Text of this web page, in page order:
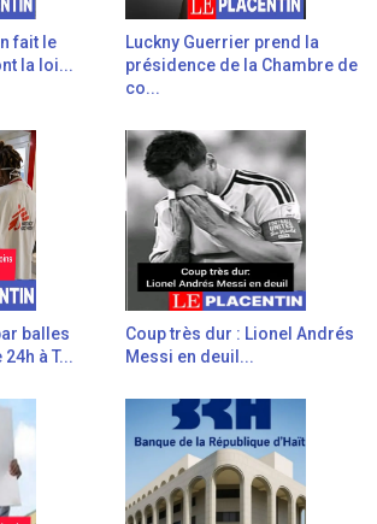
fait le
la loi...
Luckny Guerrier prend la
présidence de la Chambre de
co...
balles
à T...
Coup très dur : Lionel Andrés
Messi en deuil...